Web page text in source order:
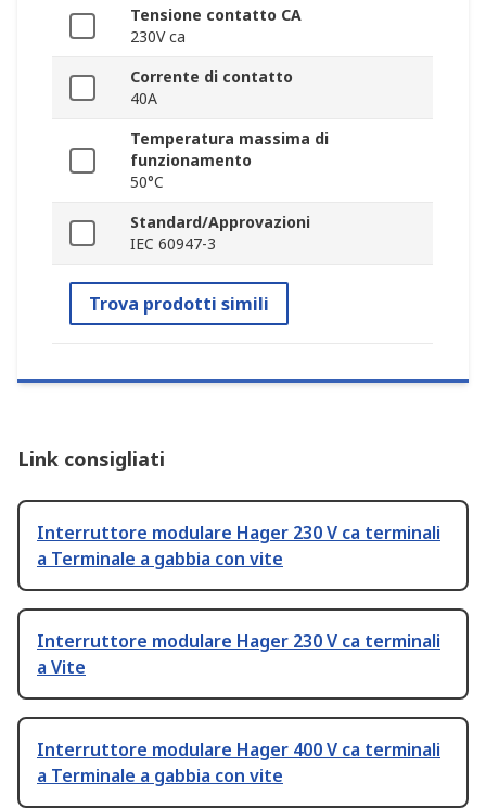
Tensione contatto CA
230V ca
Corrente di contatto
40A
Temperatura massima di
funzionamento
50°C
Standard/Approvazioni
IEC 60947-3
Trova prodotti simili
Link consigliati
Interruttore modulare Hager 230 V ca terminali
a Terminale a gabbia con vite
Interruttore modulare Hager 230 V ca terminali
a Vite
Interruttore modulare Hager 400 V ca terminali
a Terminale a gabbia con vite